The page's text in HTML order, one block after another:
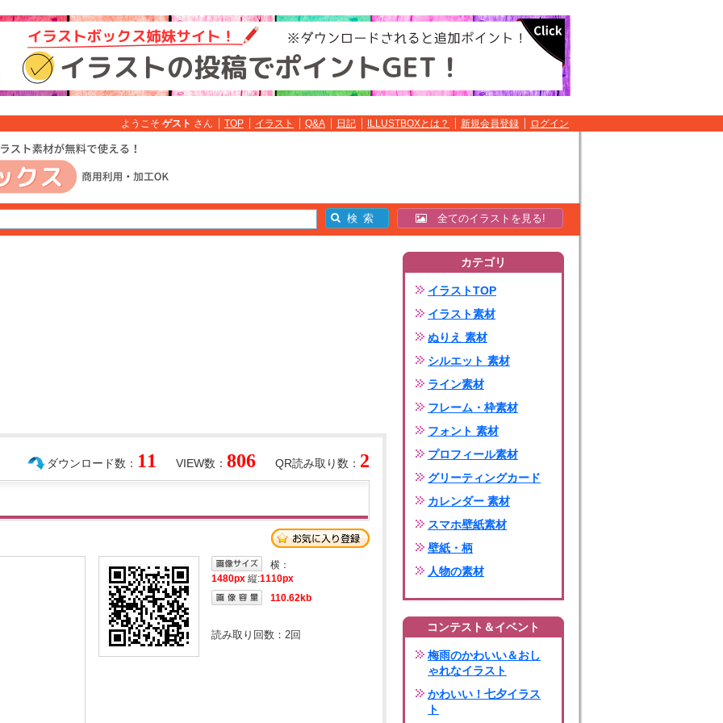
ようこそ ゲスト さん TOP イラスト Q&A 日記 ILLUSTBOXとは？ 新規会員登録 ログイン
全てのイラストを見る!
QR読み取り数： 2
VIEW数： 806
ダウンロード数： 11
横：
1480px 縦:1110px
110.62kb
読み取り回数： 2回
カテゴリ
イラストTOP
イラスト素材
ぬりえ 素材
シルエット 素材
ライン素材
フレーム・枠素材
フォント 素材
プロフィール素材
グリーティングカード
カレンダー 素材
スマホ壁紙素材
壁紙・柄
人物の素材
コンテスト＆イベント
梅雨のかわいい＆おし
ゃれなイラスト
かわいい！七夕イラス
ト